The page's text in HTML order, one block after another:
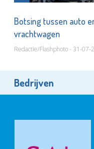
Botsing tussen auto
vrachtwagen
Redactie/Flashphoto - 31-07-
Bedrijven